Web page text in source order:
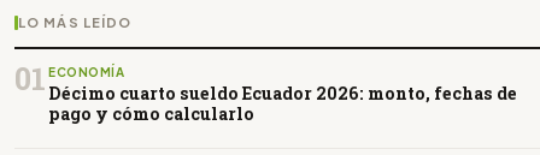
LO MÁS LEÍDO
01 ECONOMÍA
Décimo cuarto sueldo Ecuador 2026: monto, fechas de
pago y cómo calcularlo